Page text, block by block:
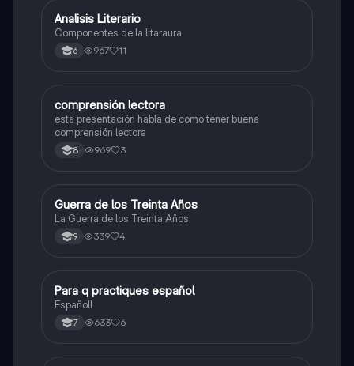
Lengua Castellana
Analisis Literario
Componentes de la litaraura
6 967 11
Lengua Castellana
comprensión lectora
esta presentación habla de como tener buena
comprensión lectora
8 969 3
Sociales/Historia
Guerra de los Treinta Años
La Guerra de los Treinta Años
9 339 4
Lengua Castellana
Para q practiques español
Españoll
7 633 6